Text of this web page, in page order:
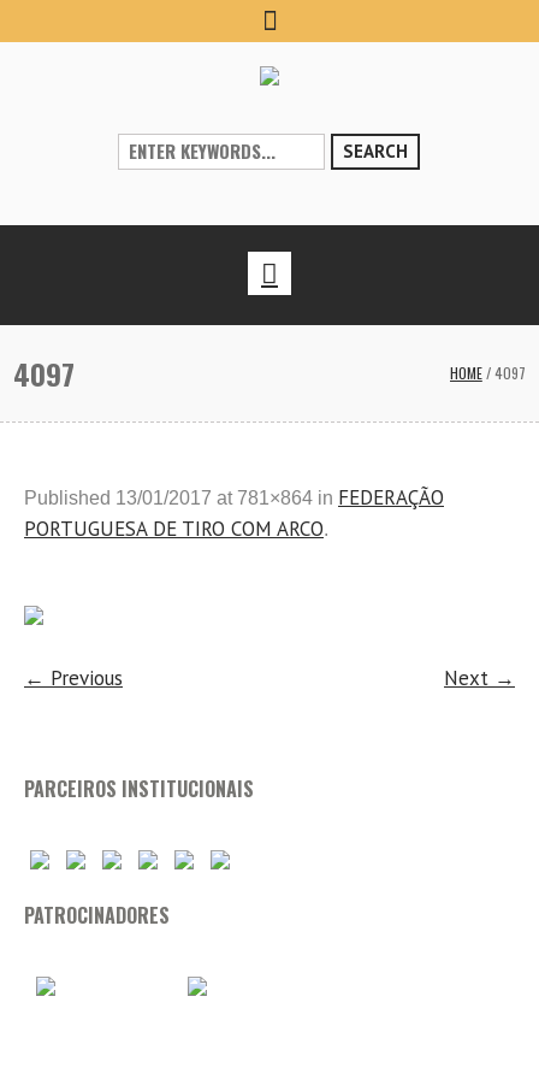
SEARCH
4097 HOME/4097
Published 13/01/2017 at 781×864 in FEDERAÇÃO
PORTUGUESA DE TIRO COM ARCO.
← Previous Next →
PARCEIROS INSTITUCIONAIS
PATROCINADORES